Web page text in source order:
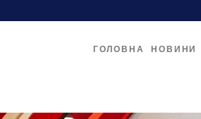
ГОЛОВНА НОВИНИ